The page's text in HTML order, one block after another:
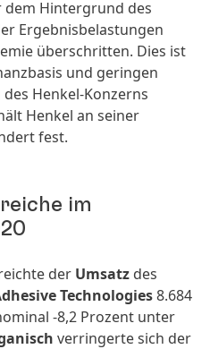
dem Hintergrund des
Ergebnisbelastungen
überschritten. Dies ist
und geringen
Henkel-Konzerns
Henkel an seiner
fest.
im
der Umsatz des
Technologies8.684
-8,2 Prozent unter
verringerte sich der